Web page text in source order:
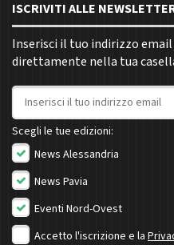
ISCRIVITI ALLE
Inserisci il tuo indirizzo email
direttamente nella tua
Indirizzo email
Scegli le tue edizioni:
News Alessandria
News Pavia
Eventi Nord-Ovest
Accetto l'iscrizione e la